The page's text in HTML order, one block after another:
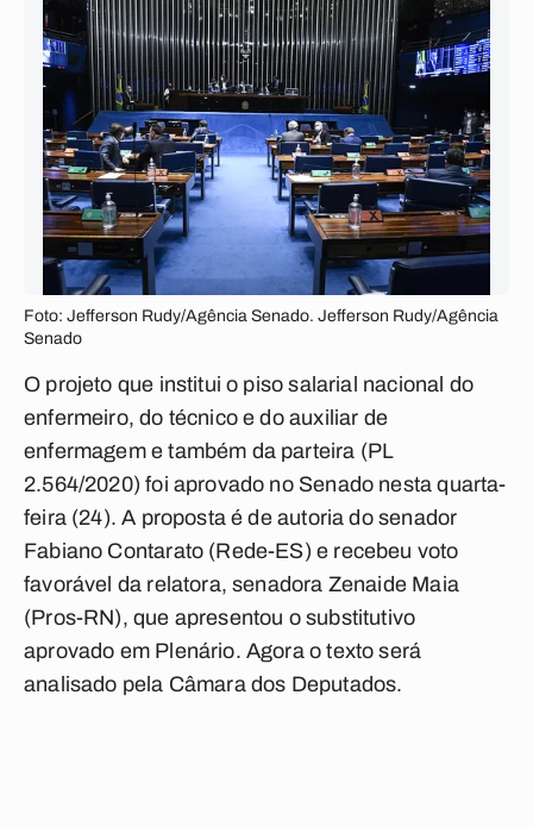
Foto: Jefferson Rudy/Agência Senado. Jefferson Rudy/Agência
Senado
O projeto que institui o piso salarial nacional do
enfermeiro, do técnico e do auxiliar de
enfermagem e também da parteira (PL
2.564/2020) foi aprovado no Senado nesta quarta-
feira (24). A proposta é de autoria do senador
Fabiano Contarato (Rede-ES) e recebeu voto
favorável da relatora, senadora Zenaide Maia
(Pros-RN), que apresentou o substitutivo
aprovado em Plenário. Agora o texto será
analisado pela Câmara dos Deputados.